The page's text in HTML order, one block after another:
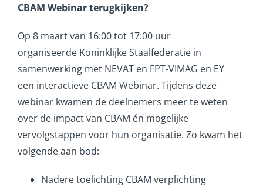
CBAM Webinar terugkijken?
Op 8 maart van 16:00 tot 17:00 uur
organiseerde Koninklijke Staalfederatie in
samenwerking met NEVAT en FPT-VIMAG en EY
een interactieve CBAM Webinar. Tijdens deze
webinar kwamen de deelnemers meer te weten
over de impact van CBAM én mogelijke
vervolgstappen voor hun organisatie. Zo kwam het
volgende aan bod:
Nadere toelichting CBAM verplichting